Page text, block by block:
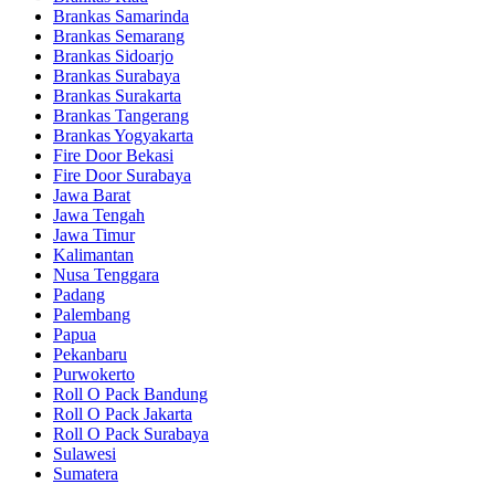
Brankas Samarinda
Brankas Semarang
Brankas Sidoarjo
Brankas Surabaya
Brankas Surakarta
Brankas Tangerang
Brankas Yogyakarta
Fire Door Bekasi
Fire Door Surabaya
Jawa Barat
Jawa Tengah
Jawa Timur
Kalimantan
Nusa Tenggara
Padang
Palembang
Papua
Pekanbaru
Purwokerto
Roll O Pack Bandung
Roll O Pack Jakarta
Roll O Pack Surabaya
Sulawesi
Sumatera